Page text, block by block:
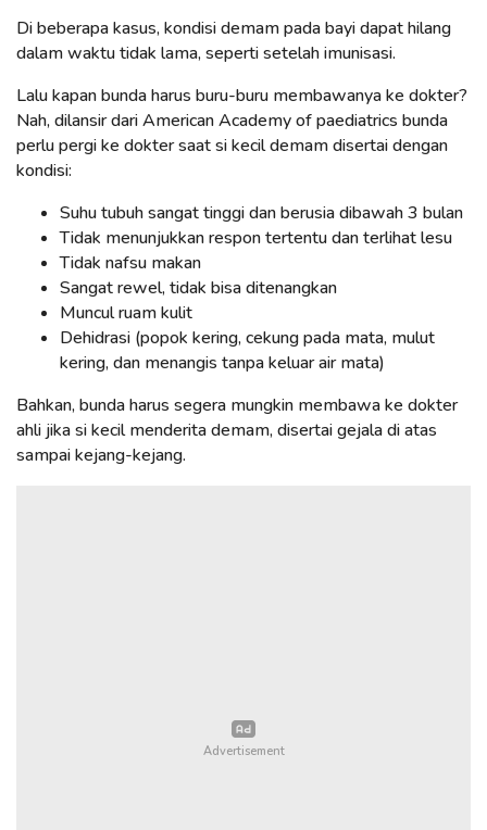
Di beberapa kasus, kondisi demam pada bayi dapat hilang
dalam waktu tidak lama, seperti setelah imunisasi.
Lalu kapan bunda harus buru-buru membawanya ke dokter?
Nah, dilansir dari American Academy of paediatrics bunda
perlu pergi ke dokter saat si kecil demam disertai dengan
kondisi:
Suhu tubuh sangat tinggi dan berusia dibawah 3 bulan
Tidak menunjukkan respon tertentu dan terlihat lesu
Tidak nafsu makan
Sangat rewel, tidak bisa ditenangkan
Muncul ruam kulit
Dehidrasi (popok kering, cekung pada mata, mulut
kering, dan menangis tanpa keluar air mata)
Bahkan, bunda harus segera mungkin membawa ke dokter
ahli jika si kecil menderita demam, disertai gejala di atas
sampai kejang-kejang.